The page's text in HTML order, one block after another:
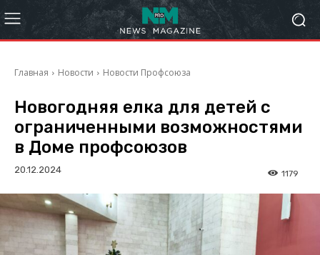
Главная Новости Новости Профсоюза
Новогодняя елка для детей с
ограниченными возможностями
в Доме профсоюзов
20.12.2024 1179